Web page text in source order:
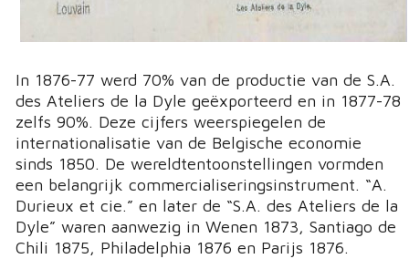
In 1876-77 werd 70% van de productie van de S.A.
des Ateliers de la Dyle geëxporteerd en in 1877-78
zelfs 90%. Deze cijfers weerspiegelen de
internationalisatie van de Belgische economie
sinds 1850. De wereldtentoonstellingen vormden
een belangrijk commercialiseringsinstrument. “A.
Durieux et cie.” en later de “S.A. des Ateliers de la
Dyle” waren aanwezig in Wenen 1873, Santiago de
Chili 1875, Philadelphia 1876 en Parijs 1876.